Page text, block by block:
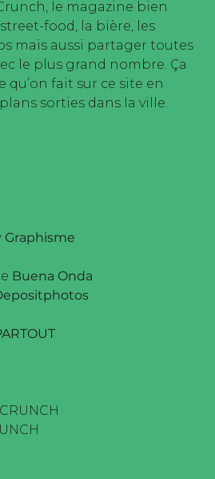
le magazine bien
food, la bière, les
mais aussi partager toutes
le plus grand nombre. Ça
qu’on fait sur ce site en
sorties dans la ville.
Graphisme
Buena Onda